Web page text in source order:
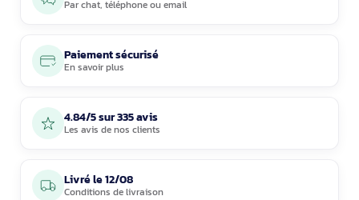
Parchat, téléphoneouemail
Paiement sécurisé
En savoir plus
4.84/5 sur 335 avis
Les avis de nos clients
Livré le12/08
Conditions de livraison